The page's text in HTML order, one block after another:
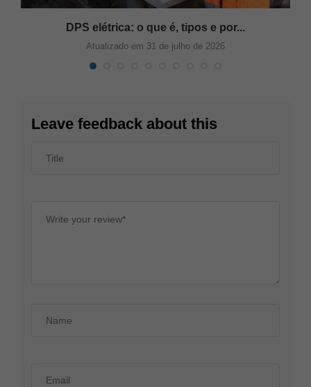
DPS elétrica: o que é, tipos e por...
Atualizado em 31 de julho de 2026
Leave feedback about this